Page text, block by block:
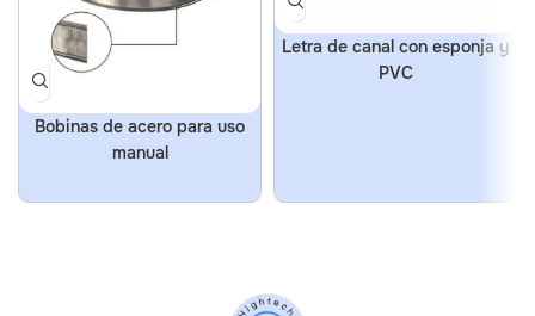
Bobinas de acero para uso
manual
Letra de canal con esponja y
PVC